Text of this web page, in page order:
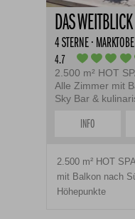
DAS WEITBLICK
4 STERNE ·
4.7
2.500 m² HOT
Alle Zimmer mit
Sky Bar &
INFO
2.500 m² HOT
mit Balkon nach
Höhepunkte